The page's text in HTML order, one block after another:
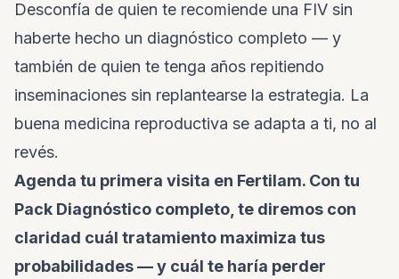
Desconfía de quien te recomiende una FIV sin
haberte hecho un diagnóstico completo — y
también de quien te tenga años repitiendo
inseminaciones sin replantearse la estrategia. La
buena medicina reproductiva se adapta a ti, no al
revés.
Agenda tu primera visita en Fertilam. Con tu
Pack Diagnóstico completo, te diremos con
claridad cuál tratamiento maximiza tus
probabilidades — y cuál te haría perder